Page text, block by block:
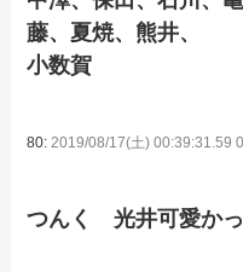
藤、夏焼、熊井、
小数賀
80:2019/08/17(土) 00:39:31.59 0
つんく 光井可愛か